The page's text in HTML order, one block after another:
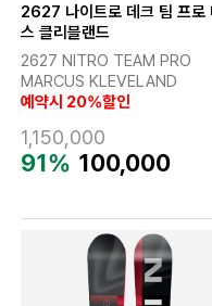
2627 나이트로 데크 팀 프로
스 클리블랜드
2627 NITRO TEAM PRO
MARCUS KLEVELAND
예약시 20%할인
1,150,000
91% 100,000